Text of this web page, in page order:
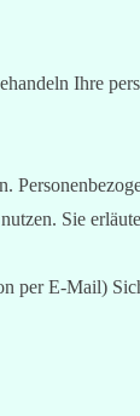
Ihre
Sie
per E-Mail)